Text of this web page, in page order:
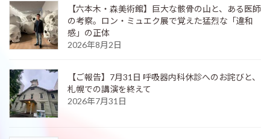
【六本木・森美術館】巨大な骸骨の山と、ある医師
の考察。ロン・ミュエク展で覚えた猛烈な「違和
感」の正体
2026年8月2日
【ご報告】7月31日 呼吸器内科休診へのお詫びと、
札幌での講演を終えて
2026年7月31日